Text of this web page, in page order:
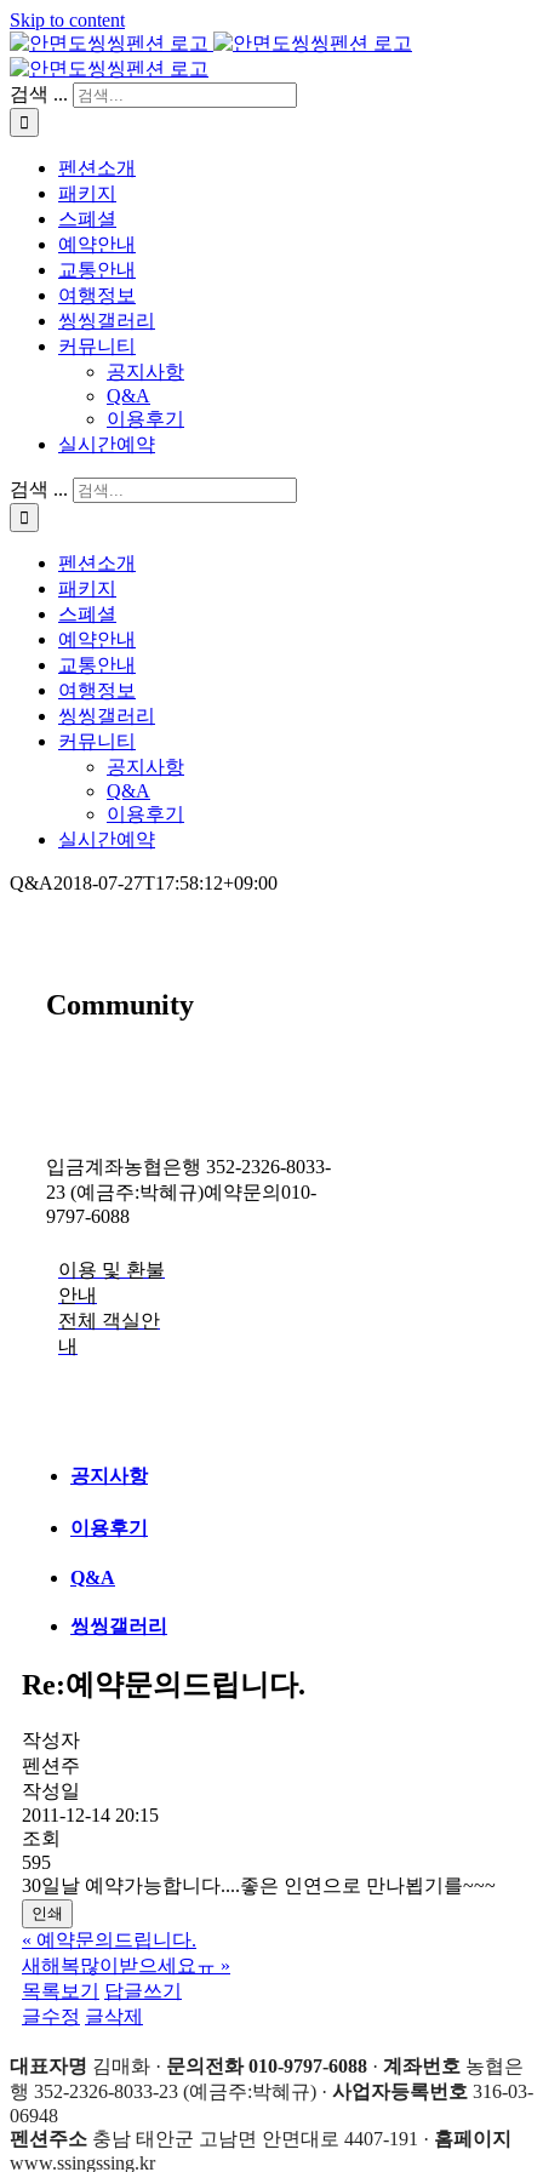
Skip to content
검색 ...
펜션소개
패키지
스폐셜
예약안내
교통안내
여행정보
씽씽갤러리
커뮤니티
공지사항
Q&A
이용후기
실시간예약
검색 ...
펜션소개
패키지
스폐셜
예약안내
교통안내
여행정보
씽씽갤러리
커뮤니티
공지사항
Q&A
이용후기
실시간예약
Q&A2018-07-27T17:58:12+09:00
Community
입금계좌농협은행 352-2326-8033-
23 (예금주:박혜규)예약문의 010-
9797-6088
이용 및 환불
안내
전체 객실안
내
공지사항
이용후기
Q&A
씽씽갤러리
Re:예약문의드립니다.
작성자
펜션주
작성일
2011-12-14 20:15
조회
595
30일날 예약가능합니다....좋은 인연으로 만나뵙기를~~~
인쇄
« 예약문의드립니다.
새해복많이받으세요ㅠ »
목록보기
답글쓰기
글수정 글삭제
대표자명 김매화 · 문의전화 010-9797-6088 · 계좌번호 농협은
행 352-2326-8033-23 (예금주:박혜규) · 사업자등록번호 316-03-
06948
펜션주소 충남 태안군 고남면 안면대로 4407-191 · 홈페이지
www.ssingssing.kr